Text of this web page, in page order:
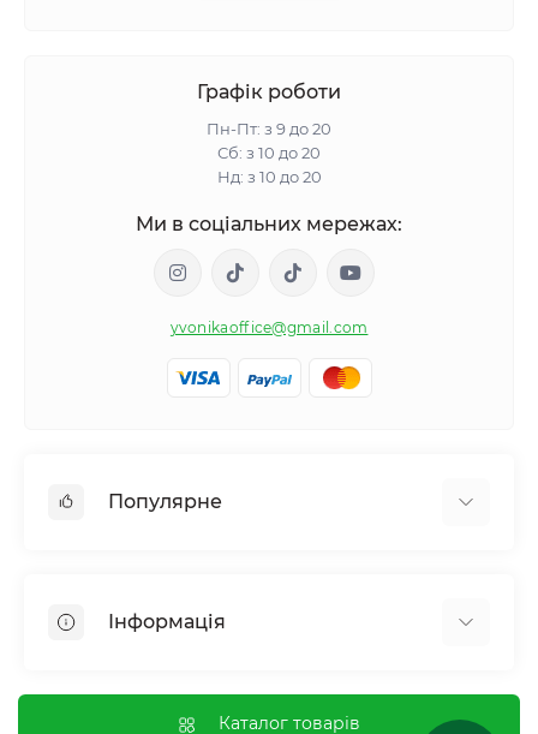
Графік роботи
Пн-Пт: з 9 до 20
Сб: з 10 до 20
Нд: з 10 до 20
Ми в соціальних мережах:
yvonikaoffice@gmail.com
Популярне
Обмін речовин і вага
Інформація
Оплата і доставка
Каталог товарів